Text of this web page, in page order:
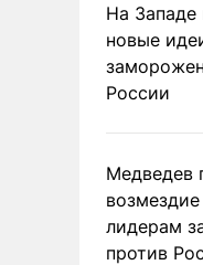
На Западе
новые
России
Медведев
лидерам
против